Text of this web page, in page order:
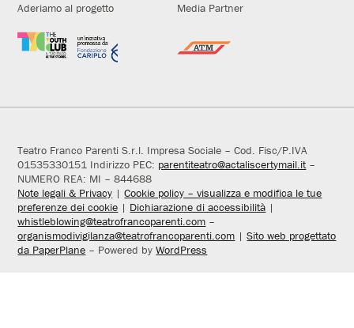
Aderiamo al progetto Media Partner
Teatro Franco Parenti S.r.l. Impresa Sociale – Cod. Fisc/P.IVA
01535330151 Indirizzo PEC: parentiteatro@actaliscertymail.it–
NUMERO REA: MI – 844688
Note legali & Privacy |Cookie policy – visualizza e modifica le tue
preferenze dei cookie | Dichiarazione di accessibilità |
whistleblowing@teatrofrancoparenti.com –
organismodivigilanza@teatrofrancoparenti.com |Sito web progettato
da PaperPlane – Powered byWordPress